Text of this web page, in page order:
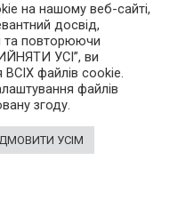
в автомобілях.
про електромобілі,
життя автомобіліста.
на нашому веб-сайті,
досвід,
та повторюючи
УСІ”, ви
файлів cookie.
файлів
згоду.
УСІМ